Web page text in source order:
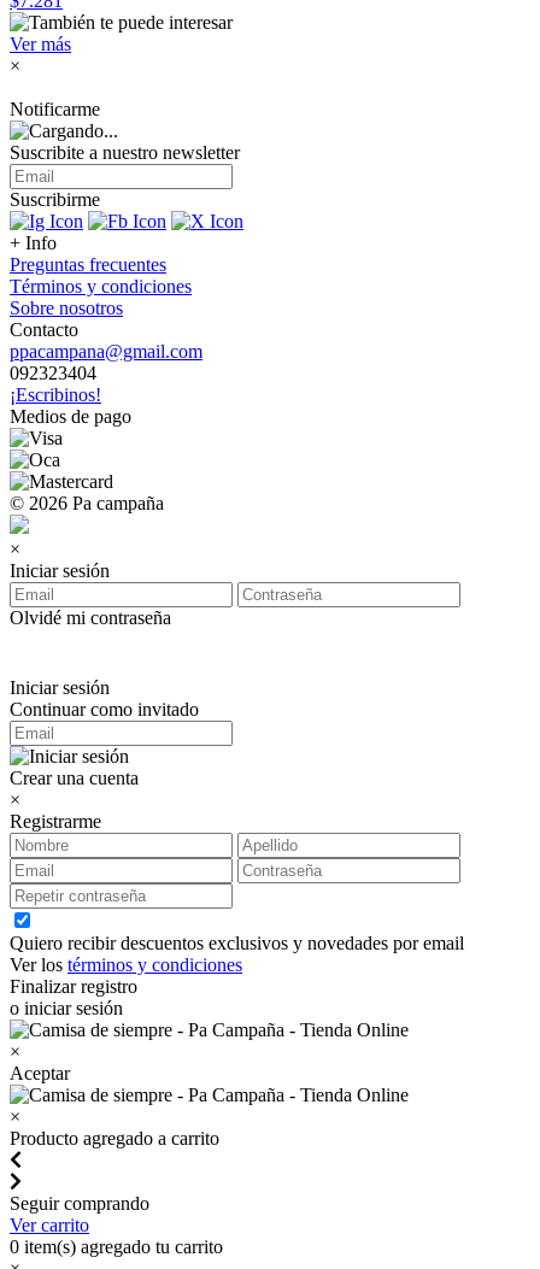
Ver más
×
Notificarme
Suscribite a nuestro newsletter
Suscribirme
+ Info
Preguntas frecuentes
Términos y condiciones
Sobre nosotros
Contacto
ppacampana@gmail.com
092323404
¡Escribinos!
Medios de pago
© 2026 Pa campaña
×
Iniciar sesión
Olvidé mi contraseña
Iniciar sesión
Continuar como invitado
Crear una cuenta
×
Registrarme
Quiero recibir descuentos exclusivos y novedades por email
Ver los términos y condiciones
Finalizar registro
o iniciar sesión
×
Aceptar
×
Producto agregado a carrito
Seguir comprando
Ver carrito
0 item(s) agregado tu carrito